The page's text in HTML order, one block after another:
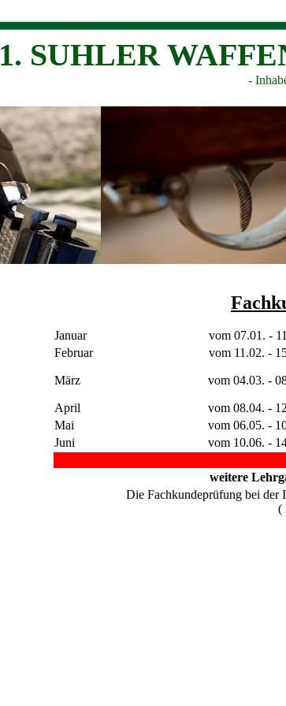
1. SUHLER
-
Januar vom 07.01. -
Februar
vom 11.02. -
März vom 04.03. -
April vom 08.04. -
Mai
vom 06.05. -
Juni
vom 10.06. -
weitere
Die Fachkundeprüfung bei der
(